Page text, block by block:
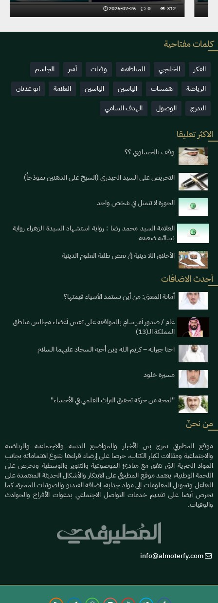
2026-07-26 0
كلمات مفتاحية
الفكر الخليجي المناطقية وفيات أمير
الجاسم
الرياضة
همسات الياسين الياسين العلامة
ابو عدنان
التدرج
الوصول الهدف السامي
الاكثر تعليقا
وقف يالحساوي ؟؟
التحريض على السيد الحيدري (الشيخ علي الدهنين نموذجاً)
الحوزة لا تتمثل في شخص واحد
العلامة السيد محمد رضا : رواية استشهاد السيدة الزهراء رواية
نسائية ضعيفة
الأخلاق اللا دينية في بعض طلبة العلوم الدينية
أحدث الاضافات
أمانة المعنى: من أين تستمد الأشياء قيمتها؟
عام / صدور أمر سامٍ بالموافقة على تعيين أعضاء مجالس مناطق
المملكة الـ(13)
احنا جيرانه – كريم الله وبن أخيه السجاد عليهما السلام
مسيرة خلود
"لمحة من حركة تحقيق التراث العلمي في الأحساء"
من نحنٌ
موقع المطيرفي يمزج بين الأخبار والمواضيع الدينية والاجتماعية والرياضية
والاجتماعية ومقالات لكبار الكتاب، حرصا على إرضاء قراءها بتنوع اهتماماته بجانب
المواد الخبرية التي تتفق مع مبادئ الموضوعية والتنوير والوسطية ونحرص على
اللحمة الوطنية، يعتمد موقع المطيرفي على الابتكار والأشكال الحديثة المعتمدة على
التفاعل وتحويل المعلومات إلى مواد جذابة، إضافة الفيديو والصوتيات المميزة، كما
نحرص أيضا على تقديم خدمات التواصل الاجتماعي بدعوات الأفراح والحوادث
والوفيات.
info@almoterfy.com